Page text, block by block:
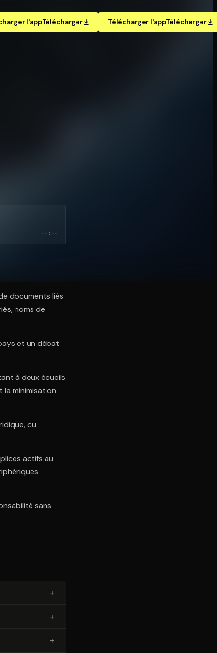
l'appTélécharger Télécharger l'appTélécharger
--:--
documents liés
noms de
et un débat
à deux écueils
la minimisation
ou
actifs au
sans
+
+
+